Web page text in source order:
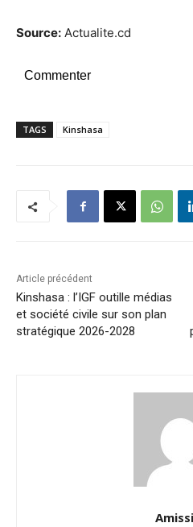
Source: Actualite.cd
Commenter
TAGS Kinshasa
Article précédent
Kinshasa : l’IGF outille médias
et société civile sur son plan
stratégique 2026-2028